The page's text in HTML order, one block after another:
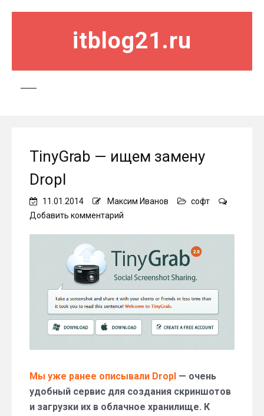
itblog21.ru
TinyGrab — ищем замену
Dropl
11.01.2014 Максим Иванов
софт
Добавить комментарий
ищем
замену
Dropl
Мы уже ранее описывали Dropl — очень
удобный сервис для создания скриншотов
и загрузки их в облачное хранилище. К